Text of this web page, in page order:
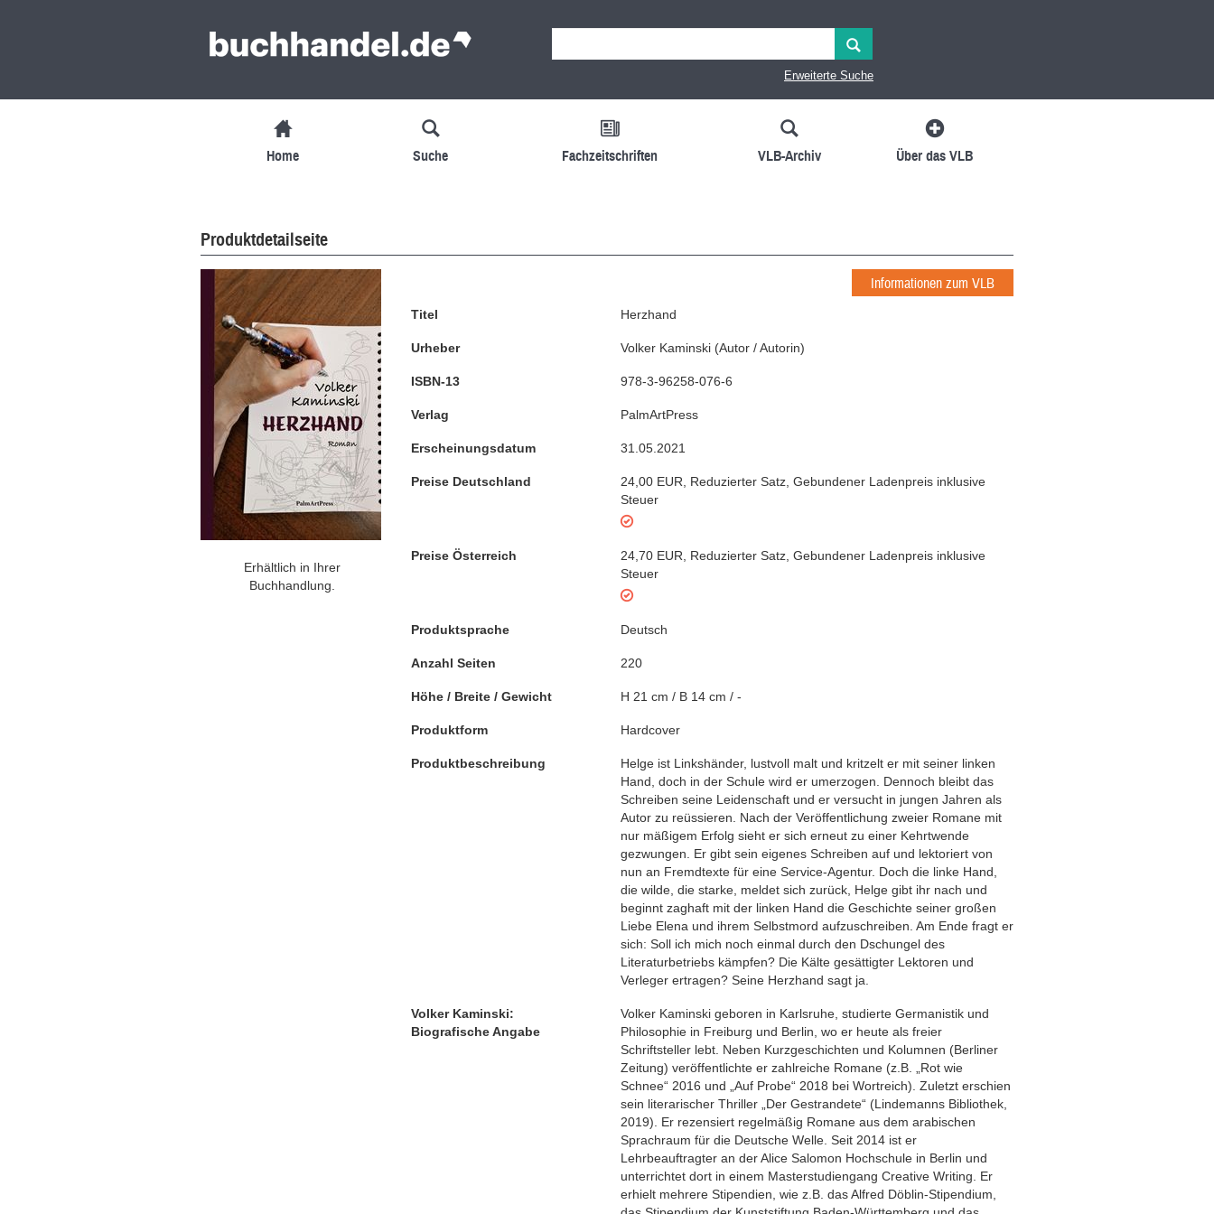
Erweiterte Suche
Home Suche Fachzeitschriften VLB-Archiv Über das VLB
Produktdetailseite
Erhältlich in Ihrer
Buchhandlung.
Informationen zum VLB
Titel Herzhand
Urheber Volker Kaminski (Autor / Autorin)
ISBN-13 978-3-96258-076-6
Verlag PalmArtPress
Erscheinungsdatum 31.05.2021
Preise Deutschland 24,00 EUR Reduzierter Satz Gebundener Ladenpreis inklusive
Steuer
Preise Österreich 24,70 EUR Reduzierter Satz Gebundener Ladenpreis inklusive
Steuer
Produktsprache Deutsch
Anzahl Seiten 220
Höhe / Breite / Gewicht H 21 cm / B 14 cm / -
Produktform Hardcover
Produktbeschreibung
Helge ist Linkshänder, lustvoll malt und kritzelt er mit seiner linken
Hand, doch in der Schule wird er umerzogen. Dennoch bleibt das
Schreiben seine Leidenschaft und er versucht in jungen Jahren als
Autor zu reüssieren. Nach der Veröffentlichung zweier Romane mit
nur mäßigem Erfolg sieht er sich erneut zu einer Kehrtwende
gezwungen. Er gibt sein eigenes Schreiben auf und lektoriert von
nun an Fremdtexte für eine Service-Agentur. Doch die linke Hand,
die wilde, die starke, meldet sich zurück, Helge gibt ihr nach und
beginnt zaghaft mit der linken Hand die Geschichte seiner großen
Liebe Elena und ihrem Selbstmord aufzuschreiben. Am Ende fragt er
sich: Soll ich mich noch einmal durch den Dschungel des
Literaturbetriebs kämpfen? Die Kälte gesättigter Lektoren und
Verleger ertragen? Seine Herzhand sagt ja.
Volker Kaminski:
Biografische Angabe
Volker Kaminski geboren in Karlsruhe, studierte Germanistik und
Philosophie in Freiburg und Berlin, wo er heute als freier
Schriftsteller lebt. Neben Kurzgeschichten und Kolumnen (Berliner
Zeitung) veröffentlichte er zahlreiche Romane (z.B. „Rot wie
Schnee“ 2016 und „Auf Probe“ 2018 bei Wortreich). Zuletzt erschien
sein literarischer Thriller „Der Gestrandete“ (Lindemanns Bibliothek,
2019). Er rezensiert regelmäßig Romane aus dem arabischen
Sprachraum für die Deutsche Welle. Seit 2014 ist er
Lehrbeauftragter an der Alice Salomon Hochschule in Berlin und
unterrichtet dort in einem Masterstudiengang Creative Writing. Er
erhielt mehrere Stipendien, wie z.B. das Alfred Döblin-Stipendium,